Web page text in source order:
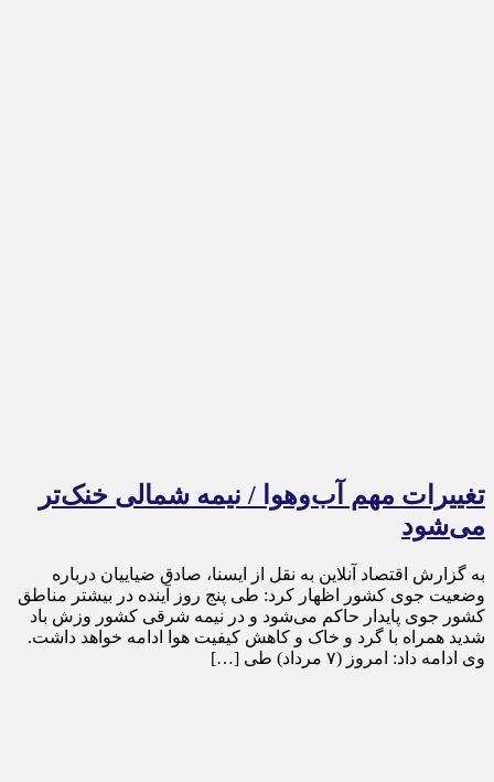
تغییرات مهم آب‌وهوا / نیمه شمالی خنک‌تر
می‌شود
به گزارش اقتصاد آنلاین به نقل از ایسنا، صادق ضیاییان درباره
وضعیت جوی کشور اظهار کرد: طی پنج روز آینده در بیشتر مناطق
کشور جوی پایدار حاکم می‌شود و در نیمه شرقی کشور وزش باد
شدید همراه با گرد و خاک و کاهش کیفیت هوا ادامه خواهد داشت.
وی ادامه داد: امروز (۷ مرداد) طی […]